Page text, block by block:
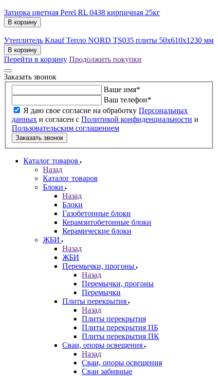
Затирка цветная Perel RL 0438 кирпичная 25кг
В корзину
Утеплитель Knauf Тепло NORD TS035 плиты 50х610х1230 мм
В корзину
Перейти в корзину Продолжить покупки
Заказать звонок
Ваше имя*
Ваш телефон*
Я даю свое согласие на обработку Персональных
данных и согласен с Политикой конфиденциальности и
Пользовательским соглашением
Заказать звонок
Каталог товаров
Назад
Каталог товаров
Блоки
Назад
Блоки
Газобетонные блоки
Керамзитобетонные блоки
Керамические блоки
ЖБИ
Назад
ЖБИ
Перемычки, прогоны
Назад
Перемычки, прогоны
Перемычки
Плиты перекрытия
Назад
Плиты перекрытия
Плиты перекрытия ПБ
Плиты перекрытия ПК
Сваи, опоры освещения
Назад
Сваи, опоры освещения
Сваи забивные